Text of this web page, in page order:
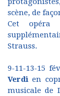
scène, de
Cet opéra
Strauss.
9-11-13-15
Verdi en
musicale de